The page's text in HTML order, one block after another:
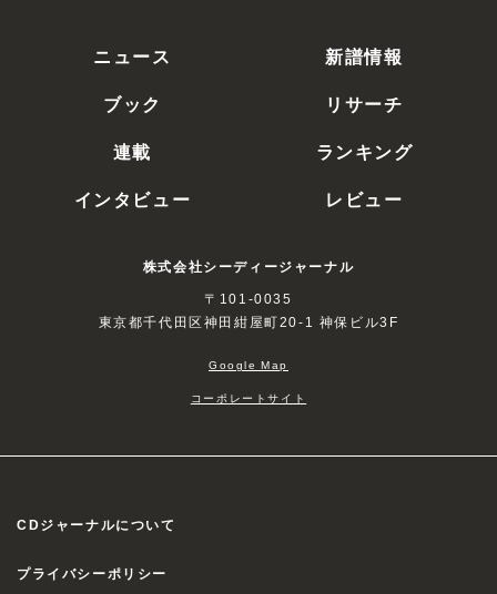
ニュース
新譜情報
ブック
リサーチ
連載
ランキング
インタビュー
レビュー
株式会社シーディージャーナル
〒101-0035
東京都千代田区神田紺屋町20-1 神保ビル3F
Google Map
コーポレートサイト
CDジャーナルについて
プライバシーポリシー